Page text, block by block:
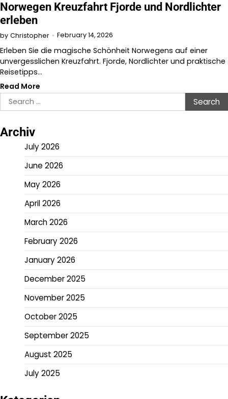
Norwegen Kreuzfahrt Fjorde und Nordlichter
erleben
by Christopher February 14, 2026
Erleben Sie die magische Schönheit Norwegens auf einer
unvergesslichen Kreuzfahrt. Fjorde, Nordlichter und praktische
Reisetipps…
Read More
Search
for:
Archiv
July 2026
June 2026
May 2026
April 2026
March 2026
February 2026
January 2026
December 2025
November 2025
October 2025
September 2025
August 2025
July 2025